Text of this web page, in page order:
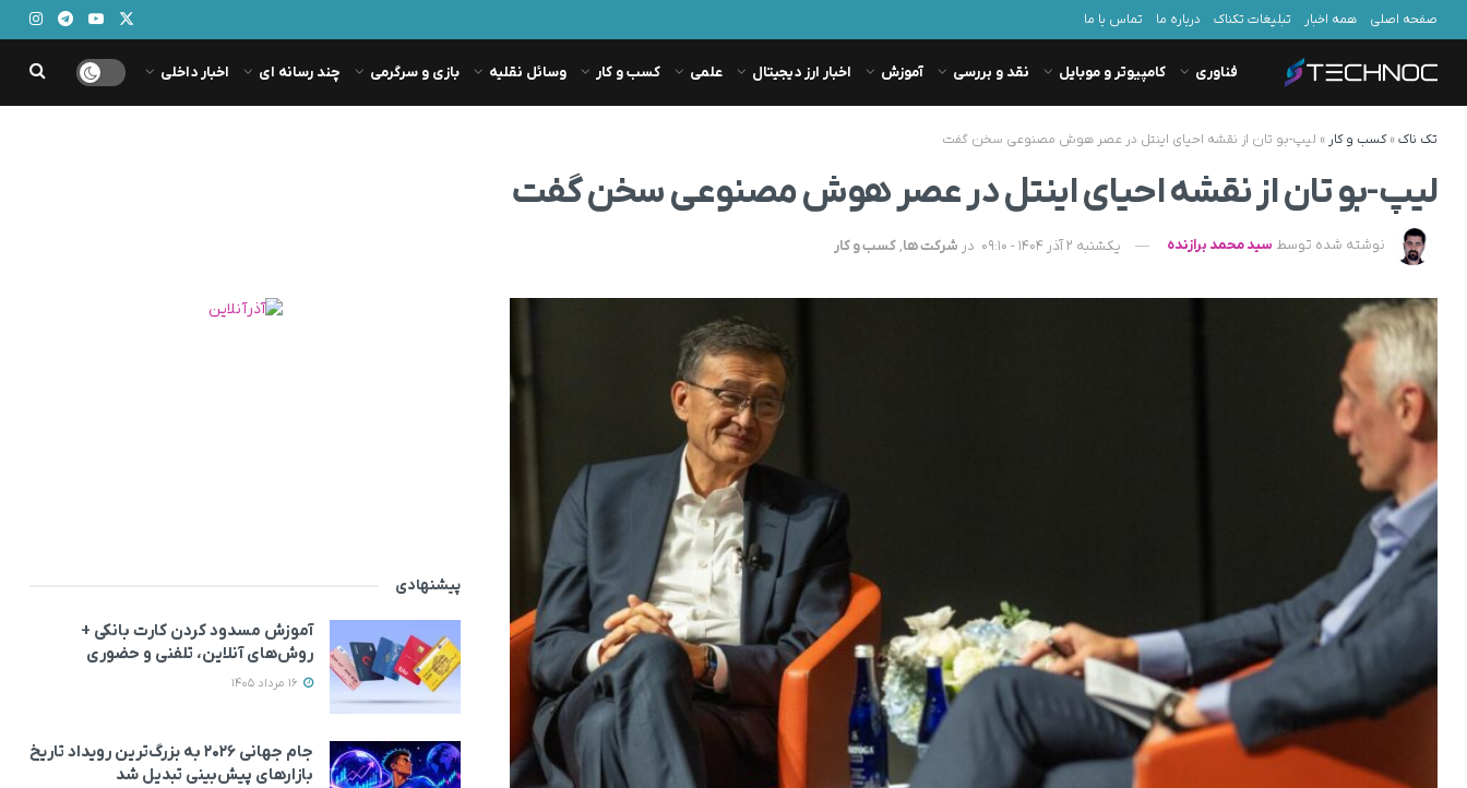
صفحه اصلی همه اخبار تبلیغات تکناک درباره ما تماس با ما
فناوری کامپیوتر و موبایل نقد و بررسی آموزش اخبار ارز دیجیتال علمی کسب و کار وسائل نقلیه بازی و سرگرمی چند رسانه ای اخبار داخلی
تک ناک»کسب و کار » لیپ-بو تان از نقشه احیای اینتل در عصر هوش مصنوعی سخن گفت
لیپ-بو تان از نقشه احیای اینتل در عصر هوش مصنوعی سخن گفت
نوشته شده توسط سید محمد برازنده یکشنبه 2 آذر 1404 - 09:10 در شرکت ها,کسب و کار
پیشنهادی
آموزش مسدود کردن کارت بانکی +
روش‌های آنلاین، تلفنی و حضوری
جام جهانی ۲۰۲۶ به بزرگ‌ترین رویداد تاریخ
بازارهای پیش‌بینی تبدیل شد